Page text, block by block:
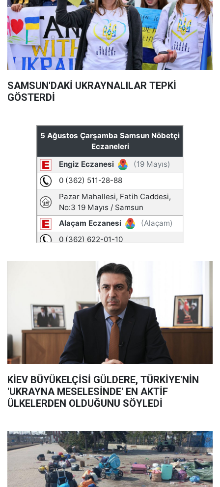
SAMSUN'DAKİ UKRAYNALILAR TEPKİ
GÖSTERDİ
KİEV BÜYÜKELÇİSİ GÜLDERE, TÜRKİYE'NİN
'UKRAYNA MESELESİNDE' EN AKTİF
ÜLKELERDEN OLDUĞUNU SÖYLEDİ